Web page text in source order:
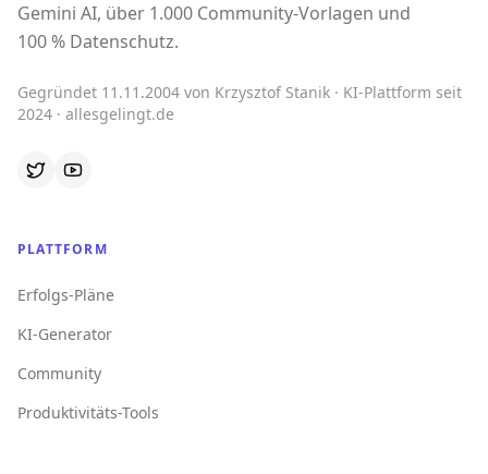
Gemini AI, über 1.000 Community-Vorlagen und
100 % Datenschutz.
Gegründet 11.11.2004 von Krzysztof Stanik · KI-Plattform seit
2024 · allesgelingt.de
PLATTFORM
Erfolgs-Pläne
KI-Generator
Community
Produktivitäts-Tools